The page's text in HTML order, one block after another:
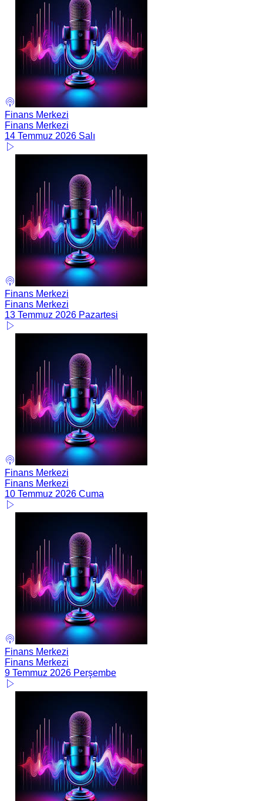
Finans Merkezi
Finans Merkezi
14 Temmuz 2026 Salı
Finans Merkezi
Finans Merkezi
13 Temmuz 2026 Pazartesi
Finans Merkezi
Finans Merkezi
10 Temmuz 2026 Cuma
Finans Merkezi
Finans Merkezi
9 Temmuz 2026 Perşembe